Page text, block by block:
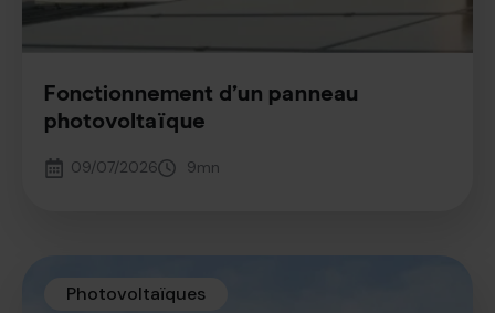
Fonctionnement d’un panneau
photovoltaïque
09/07/2026 9mn
Photovoltaïques